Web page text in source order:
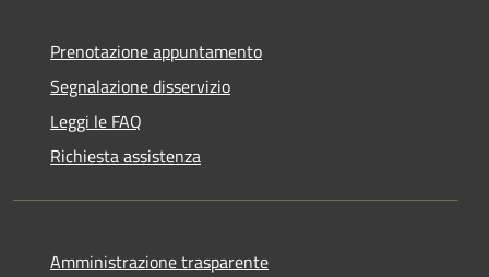
Prenotazione appuntamento
Segnalazione disservizio
Leggi le FAQ
Richiesta assistenza
Amministrazione trasparente